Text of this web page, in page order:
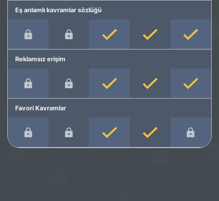
Eş anlamlı kavramlar sözlüğü
Reklamsız erişim
Favori Kavramlar